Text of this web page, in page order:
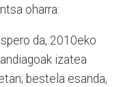
oharra:
da, 2010eko
izatea
bestela esanda,